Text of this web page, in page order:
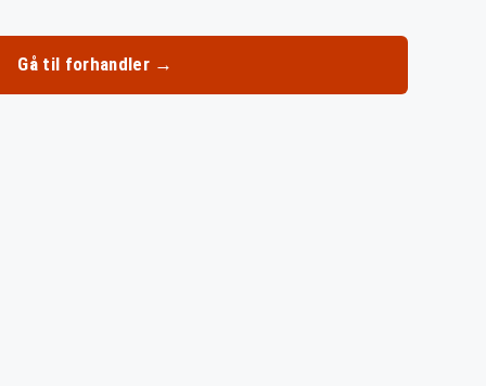
Gå til forhandler →